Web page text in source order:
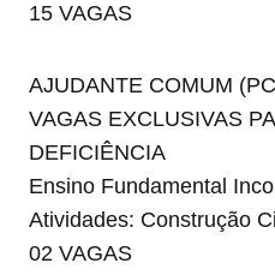
15 VAGAS
AJUDANTE COMUM
VAGAS EXCLUSIVAS
DEFICIÊNCIA
Ensino Fundamental
Atividades: Construção
02 VAGAS